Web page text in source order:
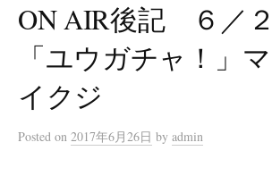
ON AIR後記 ６／
「ユウガチャ！」
イクジ
Posted on 2017年6月26日 by admin